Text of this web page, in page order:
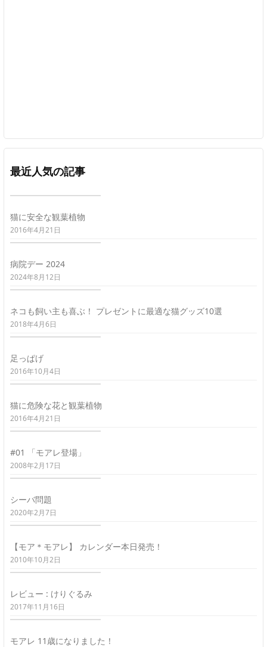
最近人気の記事
猫に安全な観葉植物
2016年4月21日
病院デー 2024
2024年8月12日
ネコも飼い主も喜ぶ！ プレゼントに最適な猫グッズ10選
2018年4月6日
足っぱげ
2016年10月4日
猫に危険な花と観葉植物
2016年4月21日
#01 「モアレ登場」
2008年2月17日
シーバ問題
2020年2月7日
【モア＊モアレ】 カレンダー本日発売！
2010年10月2日
レビュー : けりぐるみ
2017年11月16日
モアレ 11歳になりました！